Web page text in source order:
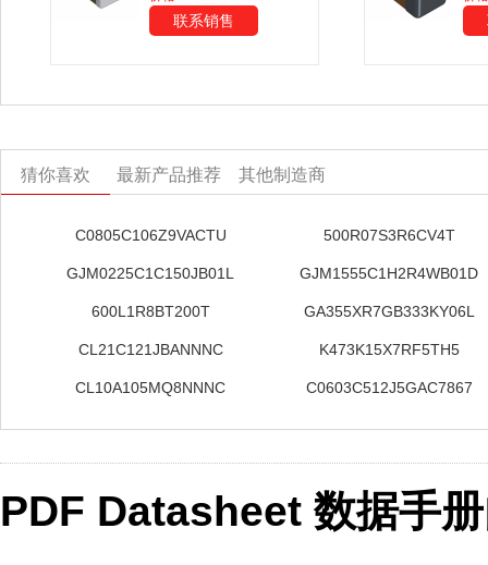
联系销售
猜你喜欢 最新产品推荐 其他制造商
C0805C106Z9VACTU 500R07S3R6CV4T
GJM0225C1C150JB01L GJM1555C1H2R4WB01D
600L1R8BT200T GA355XR7GB333KY06L
CL21C121JBANNNC K473K15X7RF5TH5
CL10A105MQ8NNNC C0603C512J5GAC7867
PDF Datasheet 数据手